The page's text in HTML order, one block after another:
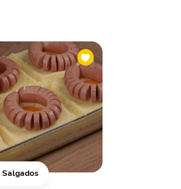
Salgados